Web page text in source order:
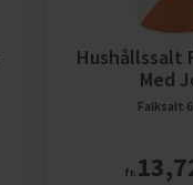
Hushållssalt
Med
Falksalt
fr.